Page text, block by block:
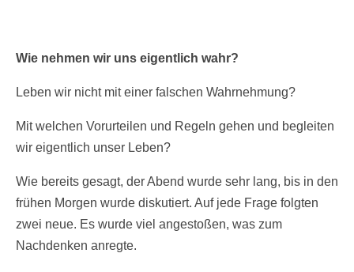
Wie nehmen wir uns eigentlich wahr?
Leben wir nicht mit einer falschen Wahrnehmung?
Mit welchen Vorurteilen und Regeln gehen und begleiten
wir eigentlich unser Leben?
Wie bereits gesagt, der Abend wurde sehr lang, bis in den
frühen Morgen wurde diskutiert. Auf jede Frage folgten
zwei neue. Es wurde viel angestoßen, was zum
Nachdenken anregte.